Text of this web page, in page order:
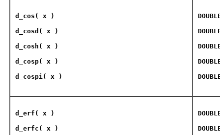
d_cos ( x )
d_cosd ( x )
d_cosh ( x )
d_cosp( x )
d_cospi ( x )
d_erf ( x )
d_erfc ( x )